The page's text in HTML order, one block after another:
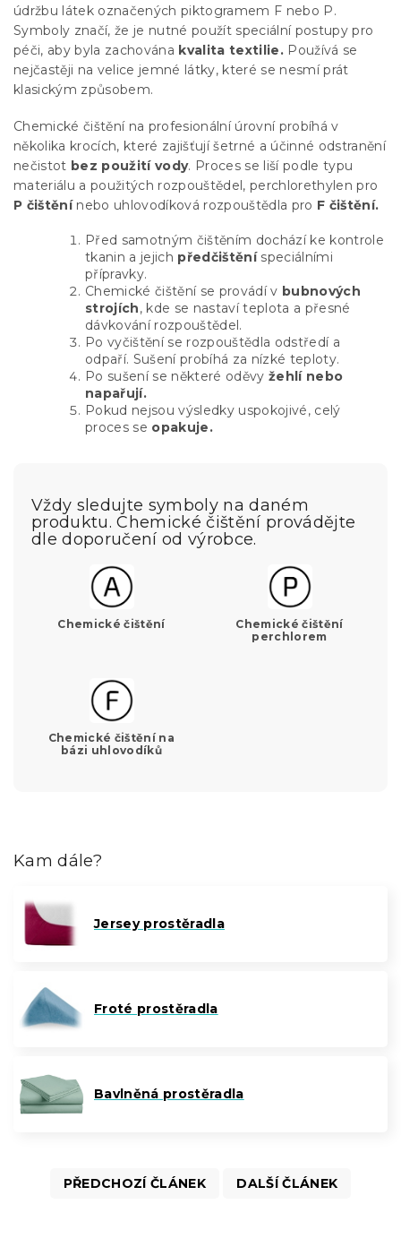
údržbu látek označených piktogramem F nebo P.
Symboly značí, že je nutné použít speciální postupy pro
péči, aby byla zachována kvalita textilie. Používá se
nejčastěji na velice jemné látky, které se nesmí prát
klasickým způsobem.
Chemické čištění na profesionální úrovní probíhá v
několika krocích, které zajišťují šetrné a účinné odstranění
nečistot bez použití vody. Proces se liší podle typu
materiálu a použitých rozpouštědel, perchlorethylen pro
P čištěnínebo uhlovodíková rozpouštědla pro F čištění.
Před samotným čištěním dochází ke kontrole
tkanin a jejich předčištění speciálními
přípravky.
Chemické čištění se provádí v bubnových
strojích, kde se nastaví teplota a přesné
dávkování rozpouštědel.
Po vyčištění se rozpouštědla odstředí a
odpaří. Sušení probíhá za nízké teploty.
Po sušení se některé oděvy žehlí nebo
napařují.
Pokud nejsou výsledky uspokojivé, celý
proces se opakuje.
Vždy sledujte symboly na daném
produktu. Chemické čištění provádějte
dle doporučení od výrobce.
Chemické čištění
Chemické čištění
perchlorem
Chemické čištění na
bázi uhlovodíků
Kam dále?
Jersey prostěradla
Froté prostěradla
Bavlněná prostěradla
PŘEDCHOZÍ ČLÁNEK DALŠÍ ČLÁNEK